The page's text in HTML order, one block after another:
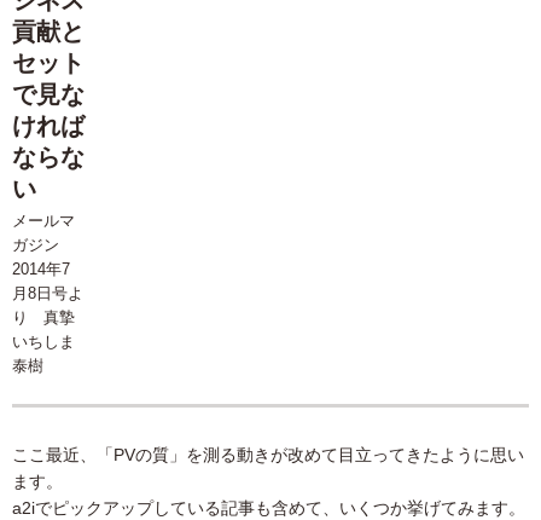
貢献と
セット
で見な
ければ
ならな
い
メールマ
ガジン
2014年7
月8日号よ
り 真摯
いちしま
泰樹
ここ最近、「PVの質」を測る動きが改めて目立ってきたように思い
ます。
a2iでピックアップしている記事も含めて、いくつか挙げてみます。